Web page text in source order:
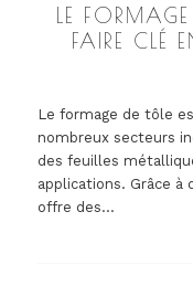
LE
FAIRE CLÉ
Le formage de tôle
nombreux secteurs
des feuilles
applications. Grâce à
offre des…